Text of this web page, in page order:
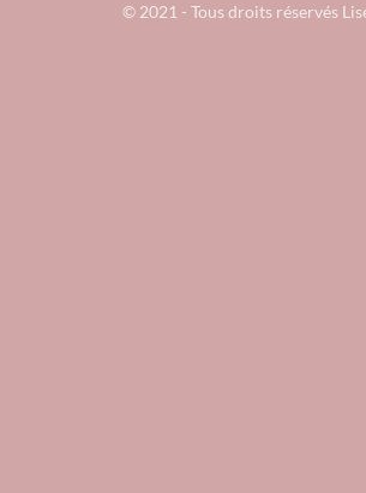
© 2021 - Tous droits réservés